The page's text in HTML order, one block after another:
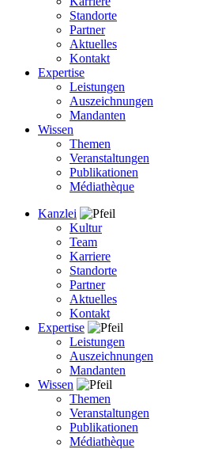
Standorte
Partner
Aktuelles
Kontakt
Expertise
Leistungen
Auszeichnungen
Mandanten
Wissen
Themen
Veranstaltungen
Publikationen
Médiathèque
Kanzlei
Kultur
Team
Karriere
Standorte
Partner
Aktuelles
Kontakt
Expertise
Leistungen
Auszeichnungen
Mandanten
Wissen
Themen
Veranstaltungen
Publikationen
Médiathèque